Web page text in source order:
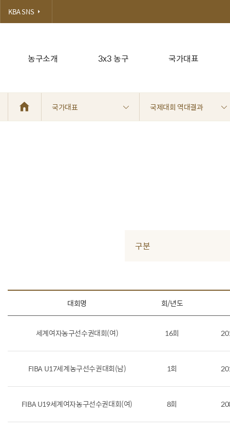
농구소개 3x3 농구 국가대표
KBA SNS
국가대표 국제대회 역대결과
구분
대회명 회/년도
세계여자농구선수권대회(여) 16회
FIBA U17세계농구선수권대회(남) 1회
FIBA U19세계여자농구선수권대회(여) 8회